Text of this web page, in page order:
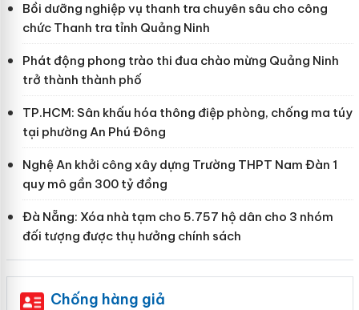
Bồi dưỡng nghiệp vụ thanh tra chuyên sâu cho công
chức Thanh tra tỉnh Quảng Ninh
Phát động phong trào thi đua chào mừng Quảng Ninh
trở thành thành phố
TP.HCM: Sân khấu hóa thông điệp phòng, chống ma túy
tại phường An Phú Đông
Nghệ An khởi công xây dựng Trường THPT Nam Đàn 1
quy mô gần 300 tỷ đồng
Đà Nẵng: Xóa nhà tạm cho 5.757 hộ dân cho 3 nhóm
đối tượng được thụ hưởng chính sách
Chống hàng giả